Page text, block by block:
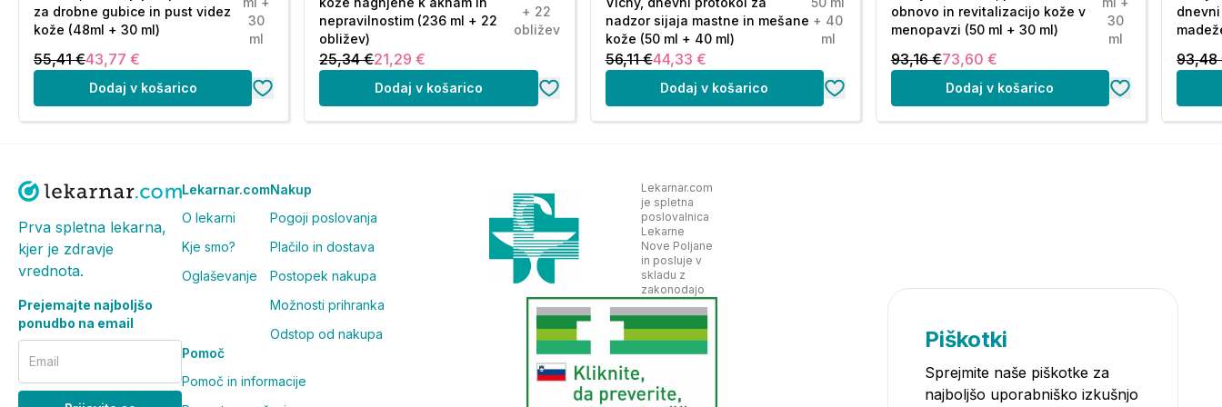
za drobne gubice in pust videz
kože (48ml + 30 ml)
30
ml
55,41 €43,77 €
Dodaj v košarico
nepravilnostim (236 ml + 22
obližev)
+ 22
obližev
25,34 €21,29 €
Dodaj v košarico
nadzor sijaja mastne in mešane
kože (50 ml + 40 ml)
+ 40
ml
56,11 €44,33 €
Dodaj v košarico
obnovo in revitalizacijo kože v
menopavzi (50 ml + 30 ml)
30
ml
93,16 €73,60 €
Dodaj v košarico
93,48
Prva spletna lekarna,
kjer je zdravje
vrednota.
Prejemajte najboljšo
ponudbo na email
Email
Lekarnar.com
O lekarni
Kje smo?
Oglaševanje
Nakup
Pogoji poslovanja
Plačilo in dostava
Postopek nakupa
Možnosti prihranka
Odstop od nakupa
Pomoč
Pomoč in informacije
Lekarnar.com
je spletna
poslovalnica
Lekarne
Nove Poljane
in posluje v
skladu z
zakonodajo
Piškotki
Sprejmite naše piškotke za
najboljšo uporabniško izkušnjo